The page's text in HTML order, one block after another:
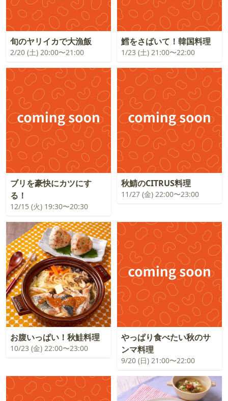
旬のヤリイカで大漁飯
2/20 (土) 20:00〜21:00
鱈をさばいて！韓国料理
1/23 (土) 21:00〜22:00
ブリを豪快にカツにす
る！
12/15 (火) 19:30〜20:30
秋鯖のCITRUS料理
11/27 (金) 22:00〜23:00
お腹いっぱい！秋鮭料理
10/23 (金) 22:00〜23:00
やっぱり食べたい秋のサ
ンマ料理
9/20 (日) 21:00〜22:00